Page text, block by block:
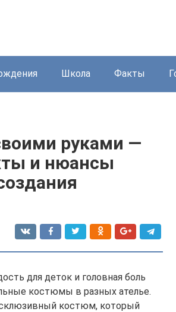
Школа Факты
руками —
и нюансы
для деток и головная боль
костюмы в разных ателье.
костюм, который